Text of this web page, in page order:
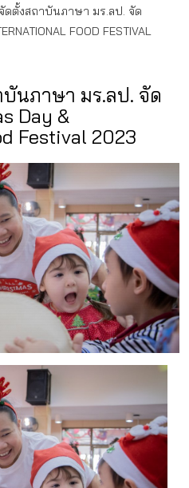
ดตั้งสถาบันภาษา มร.ลป. จัด
FOOD FESTIVAL
นภาษา มร.ลป. จัด
Day &
Festival 2023